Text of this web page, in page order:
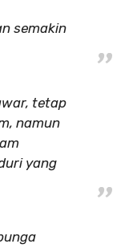
semakin
tetap
namun
yang